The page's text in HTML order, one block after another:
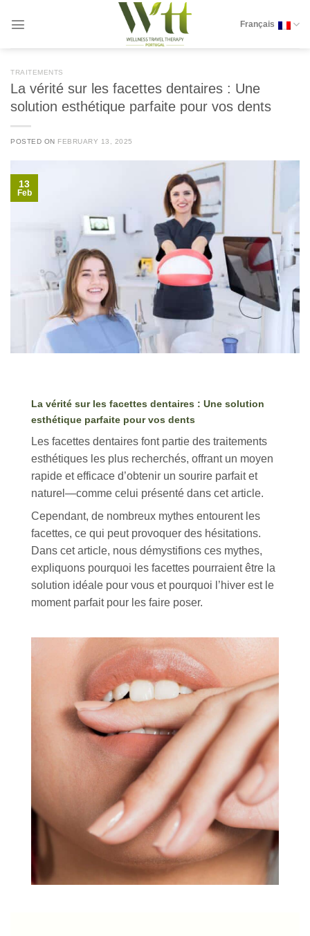
Français
TRAITEMENTS
La vérité sur les facettes dentaires : Une
solution esthétique parfaite pour vos dents
POSTED ON FEBRUARY 13, 2025
13
Feb
La vérité sur les facettes dentaires : Une solution
esthétique parfaite pour vos dents
Les facettes dentaires font partie des traitements
esthétiques les plus recherchés, offrant un moyen
rapide etefficace d’obtenir un sourire parfaitet
naturel—comme celui présenté dans cet article.
Cependant, de nombreux mythes entourent les
facettes, ce qui peut provoquer des hésitations.
Dans cet article, nous démystifions ces mythes,
expliquons pourquoi les facettes pourraient être la
solution idéale pour vous et pourquoi l’hiver estle
moment parfait pour les faire poser.